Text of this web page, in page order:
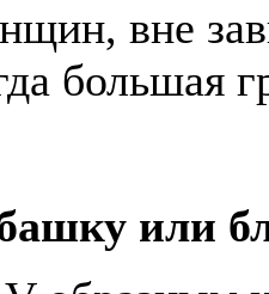
вне
большая
или